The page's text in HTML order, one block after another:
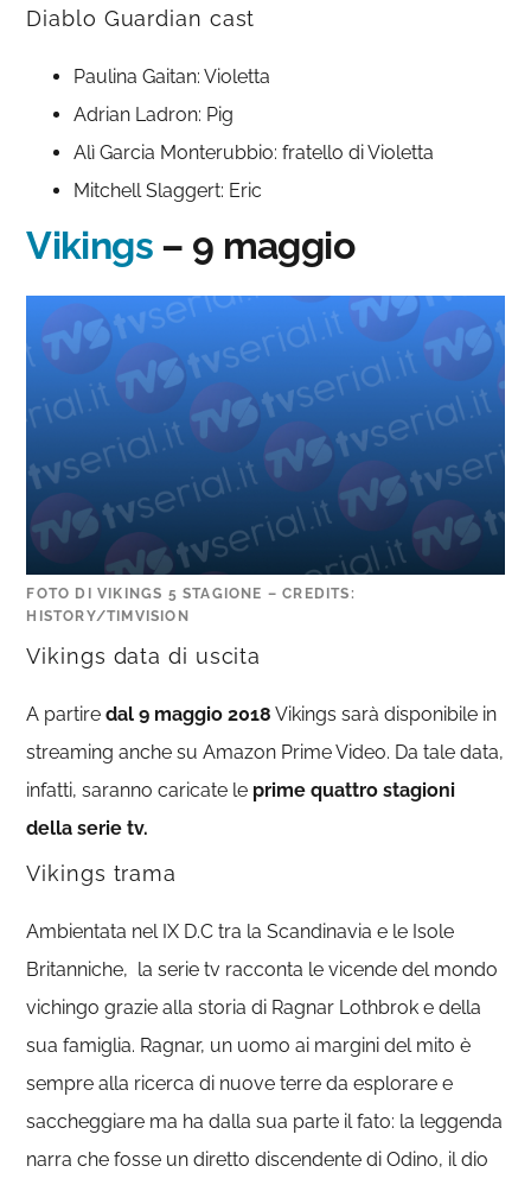
Diablo Guardian cast
Paulina Gaitan: Violetta
Adrian Ladron: Pig
Alì Garcia Monterubbio: fratello di Violetta
Mitchell Slaggert: Eric
Vikings– 9 maggio
FOTO DI VIKINGS 5 STAGIONE – CREDITS:
HISTORY/TIMVISION
Vikings data di uscita
A partiredal 9 maggio 2018 Vikings sarà disponibile in
streaming anche su Amazon Prime Video. Da tale data,
infatti, saranno caricate le prime quattro stagioni
della serie tv.
Vikings trama
Ambientata nel IX D.C tra la Scandinavia e le Isole
Britanniche, la serie tv racconta le vicende del mondo
vichingo grazie alla storia di Ragnar Lothbrok e della
sua famiglia. Ragnar, un uomo ai margini del mito è
sempre alla ricerca di nuove terre da esplorare e
saccheggiare ma ha dalla sua parte il fato: la leggenda
narra che fosse un diretto discendente di Odino, il dio